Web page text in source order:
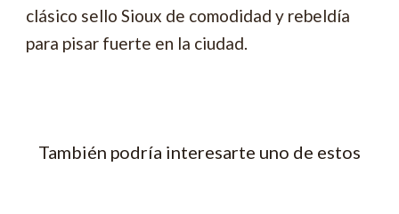
clásico sello Sioux de comodidad y rebeldía
para pisar fuerte en la ciudad.
También podría interesarte uno de estos